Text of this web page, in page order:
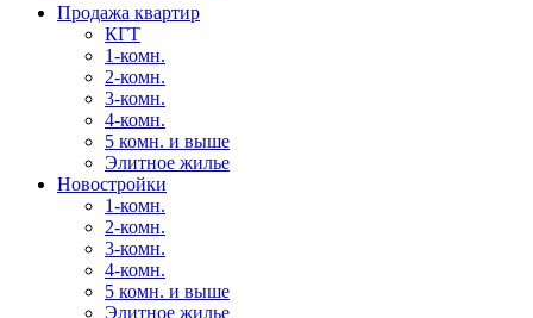
Продажа квартир
КГТ
1-комн.
2-комн.
3-комн.
4-комн.
5 комн. и выше
Элитное жилье
Новостройки
1-комн.
2-комн.
3-комн.
4-комн.
5 комн. и выше
Элитное жилье